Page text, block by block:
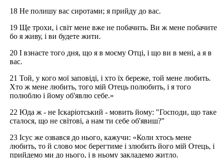
18 Не полишу вас сиротами; я прийду до вас.
19 Ще трохи, і світ мене вже не побачить. Ви ж мене
бо я живу, і ви будете жити.
20 І взнаєте того дня, що я в моєму Отці, і що ви в мені, а я в
вас.
21 Той, у кого мої заповіді, і хто їх береже, той мене любить.
Хто ж мене любить, того мій Отець полюбить, і я того
полюблю і йому об'явлю себе.»
22 Юда ж - не Іскаріотський - мовить йому: "Господи, що таке
сталося, що не світові, а нам ти себе об'явиш?"
23 Ісус же озвався до нього, кажучи: «Коли хтось мене
любить, то й слово моє берегтиме і злюбить його мій Отець, і
прийдемо ми до нього, і в ньому закладемо житло.